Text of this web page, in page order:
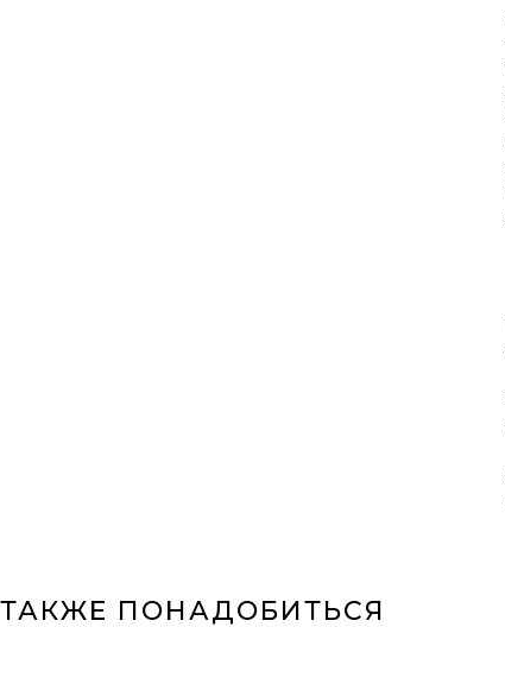
ПОНАДОБИТЬСЯ